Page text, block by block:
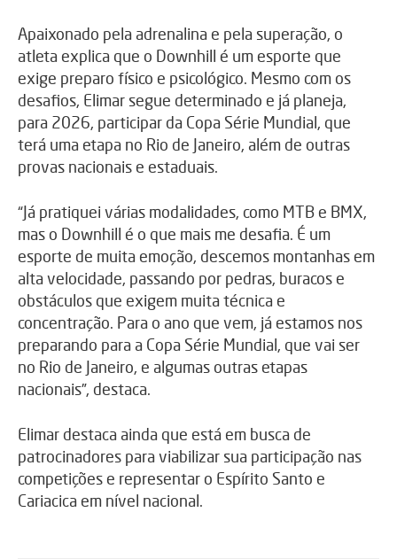
Apaixonado pela adrenalina e pela superação, o
atleta explica que o Downhill é um esporte que
exige preparo físico e psicológico. Mesmo com os
desafios, Elimar segue determinado e já planeja,
para 2026, participar da Copa Série Mundial, que
terá uma etapa no Rio de Janeiro, além de outras
provas nacionais e estaduais.
“Já pratiquei várias modalidades, como MTB e BMX,
mas o Downhill é o que mais me desafia. É um
esporte de muita emoção, descemos montanhas em
alta velocidade, passando por pedras, buracos e
obstáculos que exigem muita técnica e
concentração. Para o ano que vem, já estamos nos
preparando para a Copa Série Mundial, que vai ser
no Rio de Janeiro, e algumas outras etapas
nacionais”, destaca.
Elimar destaca ainda que está em busca de
patrocinadores para viabilizar sua participação nas
competições e representar o Espírito Santo e
Cariacica em nível nacional.